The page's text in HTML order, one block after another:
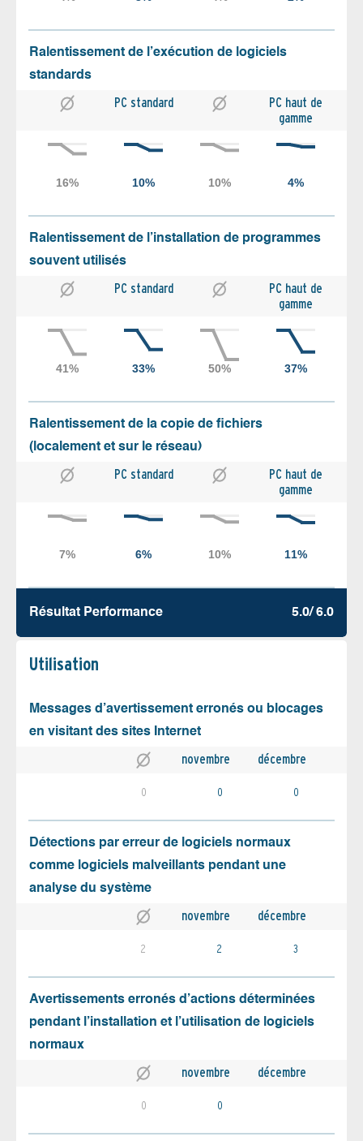
Ralentissement de l’exécution de logiciels
standards
PC standard
PC haut de
gamme
Ralentissement de l’installation de programmes
souvent utilisés
PC standard
PC haut de
gamme
Ralentissement de la copie de fichiers
(localement et sur le réseau)
PC standard
PC haut de
gamme
Résultat Performance 5.0/ 6.0
Utilisation
Messages d’avertissement erronés ou blocages
en visitant des sites Internet
novembre décembre
0 0 0
Détections par erreur de logiciels normaux
comme logiciels malveillants pendant une
analyse du système
novembre décembre
2 2 3
Avertissements erronés d’actions déterminées
pendant l’installation et l’utilisation de logiciels
normaux
novembre décembre
0 0